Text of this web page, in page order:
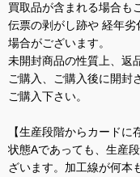
買取品が含まれる場合も
伝票の剥がし跡や 経年
場合がございます。
未開封商品の性質上、返
ご購入、ご購入後に開封
ご購入下さい。
【生産段階からカードに
状態Aであっても、生産
ざいます。加工線が何本